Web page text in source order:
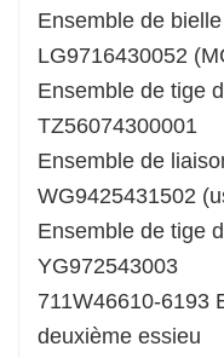
Ensemble de
LG9716430052
Ensemble de tige
TZ56074300001
Ensemble de
WG9425431502
Ensemble de tige
YG972543003
711W46610-6193
deuxième essieu